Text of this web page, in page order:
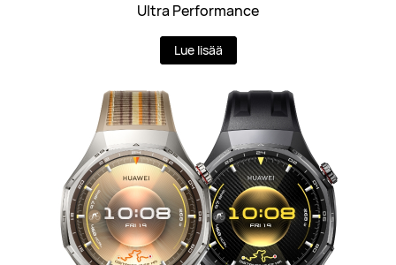
Ultra Performance
Lue lisää